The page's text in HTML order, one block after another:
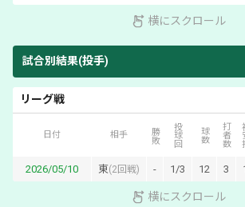
横にスクロール
試合別結果(投手)
リーグ戦
日付 相手 勝敗 投球回 球数 打者数
2026/05/10 東(2回戦) - 1/3 12 3
横にスクロール